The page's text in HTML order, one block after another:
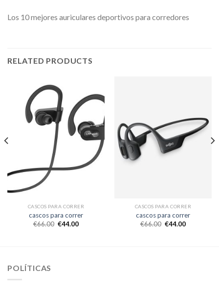
Los 10 mejores auriculares deportivos para corredores
RELATED PRODUCTS
CASCOS PARA CORRER
cascos para correr
€66.00 €44.00
CASCOS PARA CORRER
cascos para correr
€66.00 €44.00
POLÍTICAS